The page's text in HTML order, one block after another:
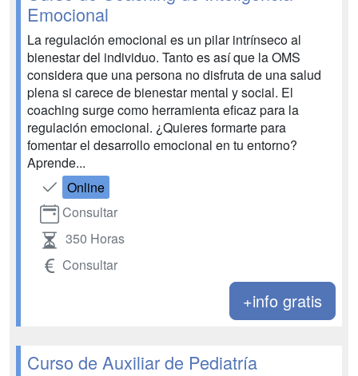
Emocional
La regulación emocional es un pilar intrínseco al
bienestar del individuo. Tanto es así que la OMS
considera que una persona no disfruta de una salud
plena si carece de bienestar mental y social. El
coaching surge como herramienta eficaz para la
regulación emocional. ¿Quieres formarte para
fomentar el desarrollo emocional en tu entorno?
Aprende...
Online
Consultar
350 Horas
Consultar
+info gratis
Curso de Auxiliar de Pediatría